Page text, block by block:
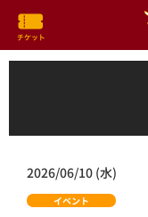
2026/06/10 (水)
イベント